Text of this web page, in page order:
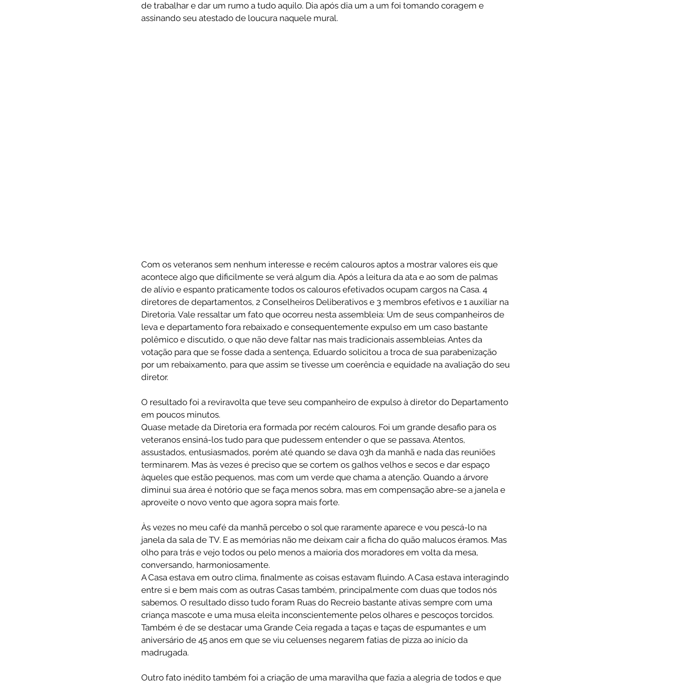
de trabalhar e dar um rumo a tudo aquilo. Dia após dia um a um foi tomando coragem e
assinando seu atestado de loucura naquele mural.
Com os veteranos sem nenhum interesse e recém calouros aptos a mostrar valores eis que
acontece algo que dificilmente se verá algum dia. Após a leitura da ata e ao som de palmas
de alívio e espanto praticamente todos os calouros efetivados ocupam cargos na Casa. 4
diretores de departamentos, 2 Conselheiros Deliberativos e 3 membros efetivos e 1 auxiliar na
Diretoria. Vale ressaltar um fato que ocorreu nesta assembleia: Um de seus companheiros de
leva e departamento fora rebaixado e consequentemente expulso em um caso bastante
polêmico e discutido, o que não deve faltar nas mais tradicionais assembleias. Antes da
votação para que se fosse dada a sentença, Eduardo solicitou a troca de sua parabenização
por um rebaixamento, para que assim se tivesse um coerência e equidade na avaliação do seu
diretor.
O resultado foi a reviravolta que teve seu companheiro de expulso à diretor do Departamento
em poucos minutos.
Quase metade da Diretoria era formada por recém calouros. Foi um grande desafio para os
veteranos ensiná-los tudo para que pudessem entender o que se passava. Atentos,
assustados, entusiasmados, porém até quando se dava 03h da manhã e nada das reuniões
terminarem. Mas às vezes é preciso que se cortem os galhos velhos e secos e dar espaço
àqueles que estão pequenos, mas com um verde que chama a atenção. Quando a árvore
diminui sua área é notório que se faça menos sobra, mas em compensação abre-se a janela e
aproveite o novo vento que agora sopra mais forte.
Às vezes no meu café da manhã percebo o sol que raramente aparece e vou pescá-lo na
janela da sala de TV. E as memórias não me deixam cair a ficha do quão malucos éramos. Mas
olho para trás e vejo todos ou pelo menos a maioria dos moradores em volta da mesa,
conversando, harmoniosamente.
A Casa estava em outro clima, finalmente as coisas estavam fluindo. A Casa estava interagindo
entre si e bem mais com as outras Casas também, principalmente com duas que todos nós
sabemos. O resultado disso tudo foram Ruas do Recreio bastante ativas sempre com uma
criança mascote e uma musa eleita inconscientemente pelos olhares e pescoços torcidos.
Também é de se destacar uma Grande Ceia regada a taças e taças de espumantes e um
aniversário de 45 anos em que se viu celuenses negarem fatias de pizza ao início da
madrugada.
Outro fato inédito também foi a criação de uma maravilha que fazia a alegria de todos e que